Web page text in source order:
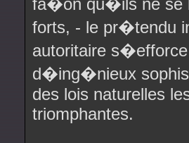
fa�on qu�ils ne se
forts, - le pr�tendu
autoritaire
d�ing�nieux
des lois naturelles
triomphantes.